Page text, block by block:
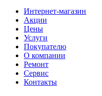
Интернет-магазин
Акции
Цены
Услуги
Покупателю
О компании
Ремонт
Сервис
Контакты